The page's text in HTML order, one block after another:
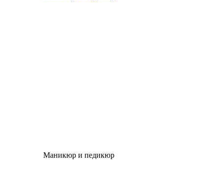
Маникюр и педикюр